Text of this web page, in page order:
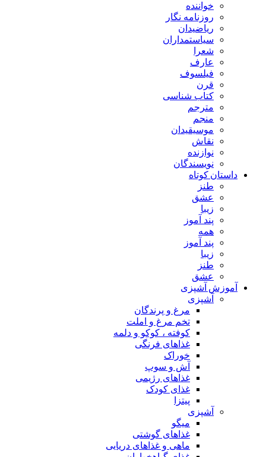
خواننده
روزنامه نگار
ریاضیدان
سیاستمداران
شعرا
عارف
فیلسوف
قرن
کتاب شناسی
مترجم
منجم
موسیقیدان
نقاش
نوازنده
نویسندگان
داستان کوتاه
طنز
عشق
زیبا
پند آموز
همه
پند آموز
زیبا
طنز
عشق
آموزش آشپزی
آشپزی
مرغ و پرندگان
تخم مرغ و املت
کوفته ، کوکو و دلمه
غذاهای فرنگی
خوراک
آش و سوپ
غذاهای رژیمی
غذای کودک
پیتزا
آشپزی
میگو
غذاهای گوشتی
ماهی و غذاهای دریایی